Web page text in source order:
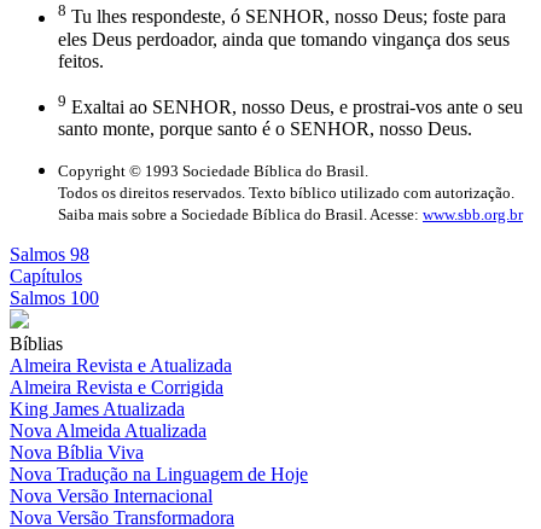
8 Tu lhes respondeste, ó SENHOR, nosso Deus; foste para
eles Deus perdoador, ainda que tomando vingança dos seus
feitos.
9 Exaltai ao SENHOR, nosso Deus, e prostrai-vos ante o seu
santo monte, porque santo é o SENHOR, nosso Deus.
Copyright © 1993 Sociedade Bíblica do Brasil.
Todos os direitos reservados. Texto bíblico utilizado com autorização.
Saiba mais sobre a Sociedade Bíblica do Brasil. Acesse: www.sbb.org.br
Salmos 98
Capítulos
Salmos 100
Bíblias
Almeira Revista e Atualizada
Almeira Revista e Corrigida
King James Atualizada
Nova Almeida Atualizada
Nova Bíblia Viva
Nova Tradução na Linguagem de Hoje
Nova Versão Internacional
Nova Versão Transformadora